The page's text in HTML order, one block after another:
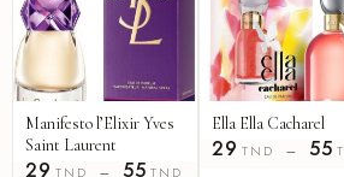
Manifesto l’Elixir Yves
Saint Laurent
29 TND – 55 TND
Ella Ella Cacharel
29 TND – 55